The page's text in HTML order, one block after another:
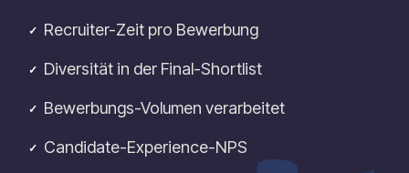
✓ Recruiter-Zeit pro Bewerbung
✓ Diversität in der Final-Shortlist
✓ Bewerbungs-Volumen verarbeitet
✓ Candidate-Experience-NPS